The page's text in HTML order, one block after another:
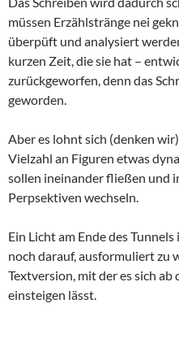
müssen Erzählstränge nei
überpüft und analysiert
kurzen Zeit, die sie hat –
zurückgeworfen, denn das
geworden.
Aber es lohnt sich (denken
Vielzahl an Figuren etwas
sollen ineinander fließen und
Perpsektiven wechseln.
Ein Licht am Ende des
noch darauf, ausformuliert zu
Textversion, mit der es sich
einsteigen lässt.